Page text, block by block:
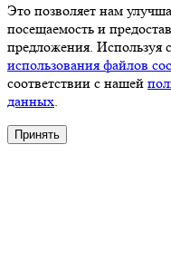
Это позволяет нам
посещаемость и
предложения. Используя
использования файлов
соответствии с нашей
данных.
Принять